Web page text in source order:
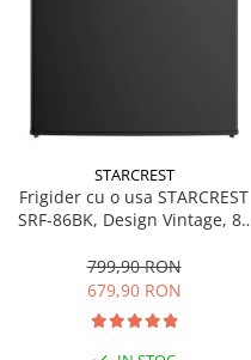
STARCREST
Frigider cu o usa STARCREST
SRF-86BK, Design Vintage, 85
interioara, H 84 cm, Negru
799,90 RON
679,90 RON